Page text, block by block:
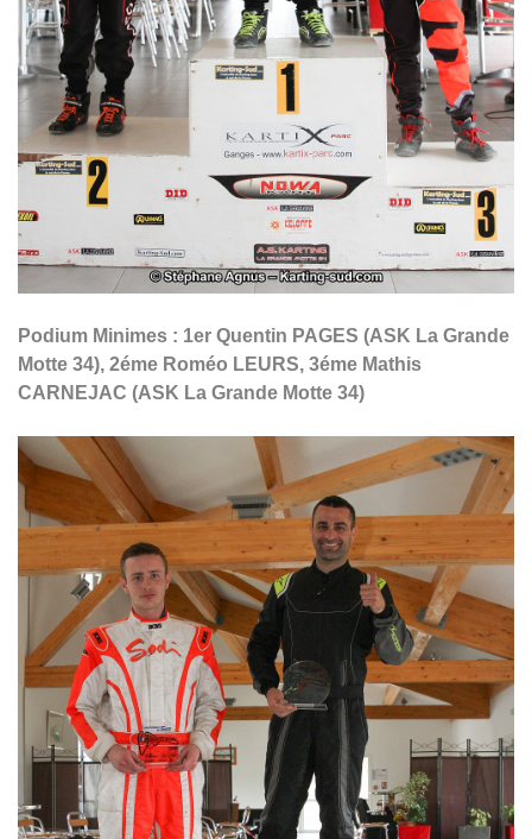
Podium Minimes : 1er Quentin PAGES (ASK La Grande
Motte 34), 2éme Roméo LEURS, 3éme Mathis
CARNEJAC (ASK La Grande Motte 34)